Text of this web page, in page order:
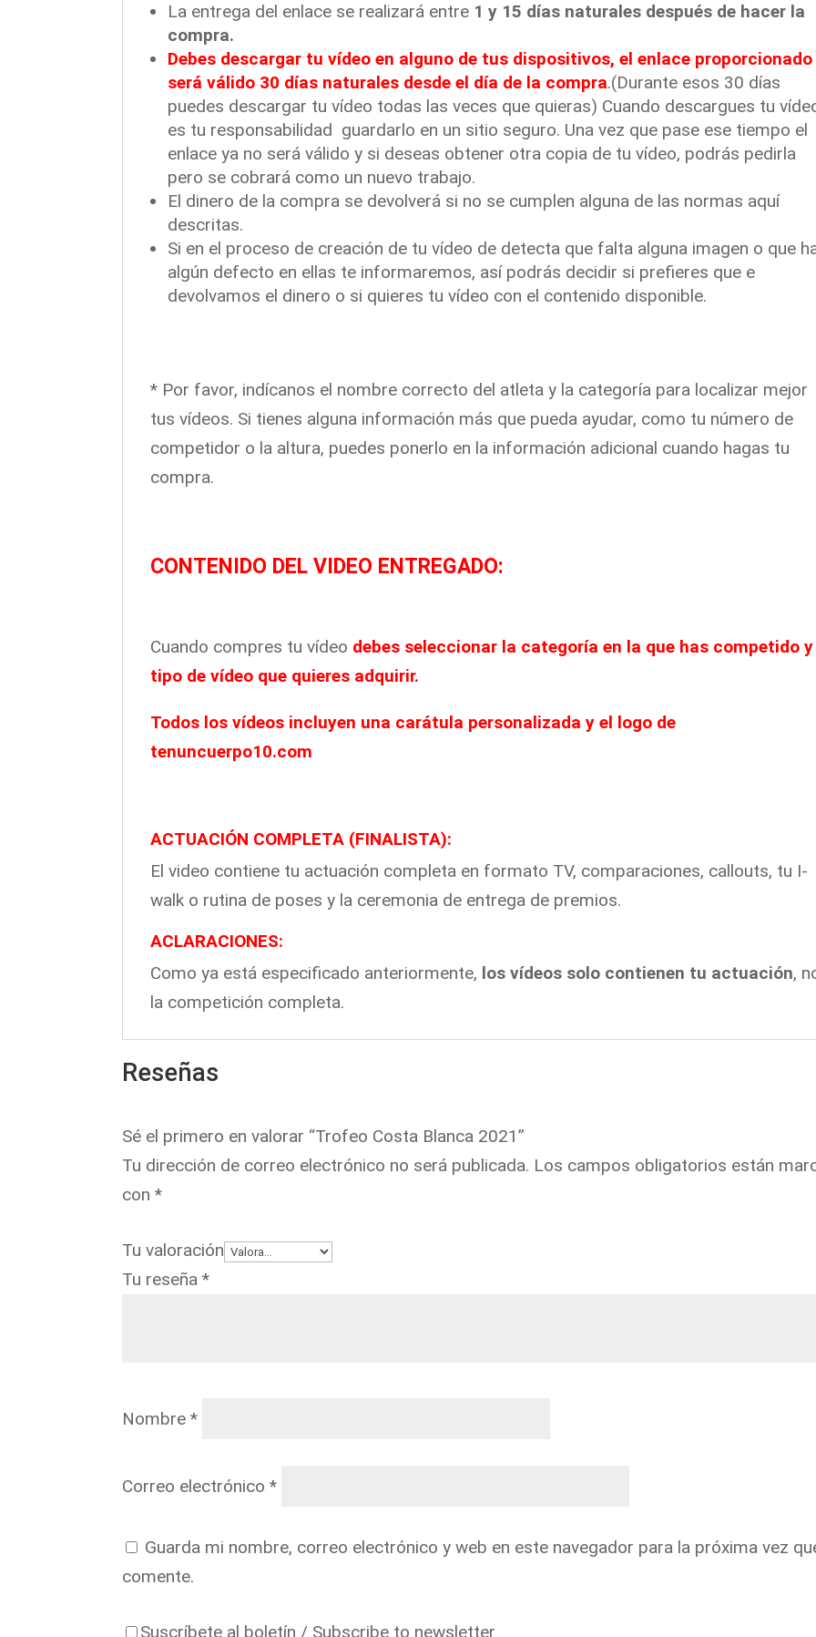
La entrega del enlace se realizará entre 1 y 15 días naturales después de hacer la
compra.
Debes descargar tu vídeo en alguno de tus dispositivos, el enlace proporcionado
será válido 30 días naturales desde el día de la compra.(Durante esos 30 días
puedes descargar tu vídeo todas las veces que quieras) Cuando descargues tu
es tu responsabilidad guardarlo en un sitio seguro. Una vez que pase ese tiempo el
enlace ya no será válido y si deseas obtener otra copia de tu vídeo, podrás pedirla
pero se cobrará como un nuevo trabajo.
El dinero de la compra se devolverá si no se cumplen alguna de las normas aquí
descritas.
Si en el proceso de creación de tu vídeo de detecta que falta alguna imagen o que
algún defecto en ellas te informaremos, así podrás decidir si prefieres que e
devolvamos el dinero o si quieres tu vídeo con el contenido disponible.
* Por favor, indícanos el nombre correcto del atleta y la categoría para localizar mejor
tus vídeos. Si tienes alguna información más que pueda ayudar, como tu número de
competidor o la altura, puedes ponerlo en la información adicional cuando hagas tu
compra.
CONTENIDO DEL VIDEO ENTREGADO:
Cuando compres tu vídeo debes seleccionar la categoría en la que has competido
tipo de vídeo que quieres adquirir.
Todos los vídeos incluyen una carátula personalizada y el logo de
tenuncuerpo10.com
ACTUACIÓN COMPLETA (FINALISTA):
El video contiene tu actuación completa en formato TV, comparaciones, callouts, tu I-
walk o rutina de poses y la ceremonia de entrega de premios.
ACLARACIONES:
Como ya está especificado anteriormente, los vídeos solo contienen tu actuación,
la competición completa.
Reseñas
Sé el primero en valorar “Trofeo Costa Blanca 2021”
Tu dirección de correo electrónico no será publicada. Los campos obligatorios están
con*
Tu valoración
Tu reseña*
Nombre*
Correo electrónico*
Guarda mi nombre, correo electrónico y web en este navegador para la próxima vez
comente.
Suscríbete al boletín / Subscribe to newsletter